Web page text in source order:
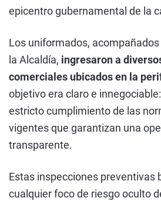
epicentro gubernamental de la
Los uniformados,
la Alcaldía, ingresaron a
comerciales ubicados en la
objetivo era claro e
estricto cumplimiento de las
vigentes que garantizan una
transparente.
Estas inspecciones preventivas
cualquier foco de riesgo oculto